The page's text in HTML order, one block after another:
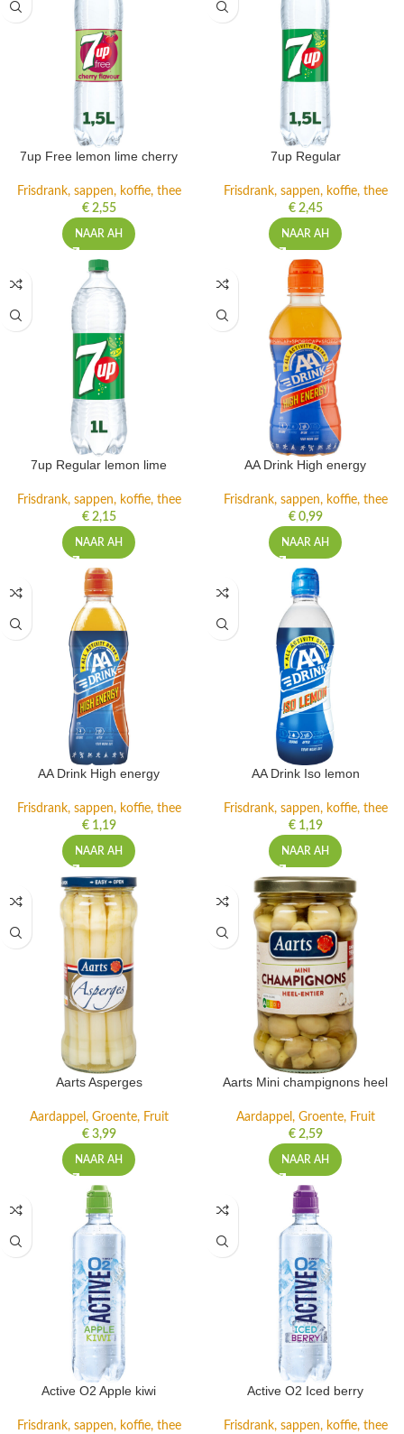
7up Free lemon lime cherry
Frisdrank, sappen, koffie, thee
€2,55
NAAR AH
7up Regular
Frisdrank, sappen, koffie, thee
€2,45
NAAR AH
7up Regular lemon lime
Frisdrank, sappen, koffie, thee
€2,15
NAAR AH
AA Drink High energy
Frisdrank, sappen, koffie, thee
€0,99
NAAR AH
AA Drink High energy
Frisdrank, sappen, koffie, thee
€1,19
NAAR AH
AA Drink Iso lemon
Frisdrank, sappen, koffie, thee
€1,19
NAAR AH
Aarts Asperges
Aardappel, Groente, Fruit
€3,99
NAAR AH
Aarts Mini champignons heel
Aardappel, Groente, Fruit
€2,59
NAAR AH
Active O2 Apple kiwi
Frisdrank, sappen, koffie, thee
Active O2 Iced berry
Frisdrank, sappen, koffie, thee